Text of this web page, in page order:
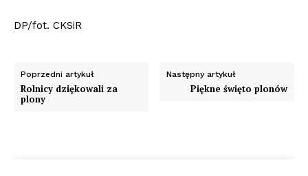
DP/fot. CKSiR
Poprzedni artykuł
Rolnicy dziękowali za
plony
Następny artykuł
Piękne święto plonów